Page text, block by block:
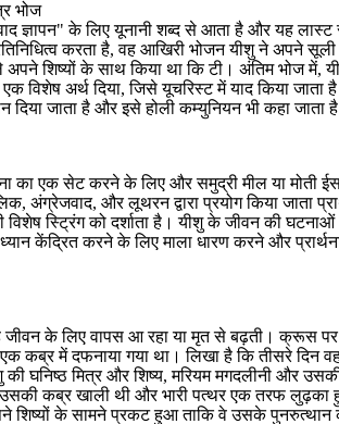
भोज
ज्ञापन" के लिए यूनानी शब्द से आता है और यह लास्ट
करता है, वह आखिरी भोजन यीशु ने अपने सूली
शिष्यों के साथ किया था कि टी। अंतिम भोज में,
विशेष अर्थ दिया, जिसे यूचरिस्ट में याद किया जाता
दिया जाता है और इसे होली कम्युनियन भी कहा जाता
का एक सेट करने के लिए और समुद्री मील या मोती
अंग्रेजवाद, और लूथरन द्वारा प्रयोग किया जाता
विशेष स्ट्रिंग को दर्शाता है। यीशु के जीवन की
केंद्रित करने के लिए माला धारण करने और
जीवन के लिए वापस आ रहा या मृत से बढ़ती। क्रूस पर
कब्र में दफनाया गया था। लिखा है कि तीसरे दिन
घनिष्ठ मित्र और शिष्य, मरियम मगदलीनी और
उसकी कब्र खाली थी और भारी पत्थर एक तरफ लुढ़का
शिष्यों के सामने प्रकट हुआ ताकि वे उसके पुनरुत्थान